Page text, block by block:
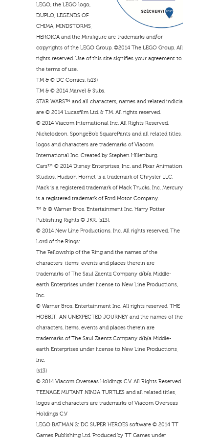
LEGO, the LEGO logo,
DUPLO, LEGENDS OF
CHIMA, MINDSTORMS,
HEROICA and the Minifigure are trademarks and/or
copyrights of the LEGO Group. ©2014 The LEGO Group. All
rights reserved. Use of this site signifies your agreement to
the terms of use.
TM & © DC Comics. (s13)
TM & © 2014 Marvel & Subs.
STAR WARS™ and all characters, names and related indicia
are © 2014 Lucasfilm Ltd. & TM. All rights reserved.
© 2014 Viacom International Inc. All Rights Reserved.
Nickelodeon, SpongeBob SquarePants and all related titles,
logos and characters are trademarks of Viacom
International Inc. Created by Stephen Hillenburg.
Cars™ © 2014 Disney Enterprises, Inc. and Pixar Animation
Studios. Hudson Hornet is a trademark of Chrysler LLC.
Mack is a registered trademark of Mack Trucks, Inc. Mercury
is a registered trademark of Ford Motor Company.
™ & © Warner Bros. Entertainment Inc. Harry Potter
Publishing Rights © JKR. (s13).
© 2014 New Line Productions, Inc. All rights reserved. The
Lord of the Rings:
The Fellowship of the Ring and the names of the
characters, items, events and places therein are
trademarks of The Saul Zaentz Company d/b/a Middle-
earth Enterprises under license to New Line Productions,
Inc.
© Warner Bros. Entertainment Inc. All rights reserved. THE
HOBBIT: AN UNEXPECTED JOURNEY and the names of the
characters, items, events and places therein are
trademarks of The Saul Zaentz Company d/b/a Middle-
earth Enterprises under license to New Line Productions,
Inc.
(s13)
© 2014 Viacom Overseas Holdings C.V. All Rights Reserved.
TEENAGE MUTANT NINJA TURTLES and all related titles,
logos and characters are trademarks of Viacom Overseas
Holdings C.V
LEGO BATMAN 2: DC SUPER HEROES software © 2014 TT
Games Publishing Ltd. Produced by TT Games under